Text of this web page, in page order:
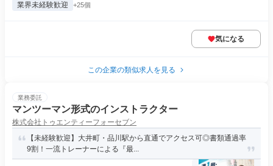
業界未経験歓迎 +25個
気になる
この企業の類似求人を見る
業務委託
マンツーマン形式のインストラクター
株式会社トゥエンティーフォーセブン
【未経験歓迎】大井町・品川駅から直通でアクセス可◎書類通過率
9割！一流トレーナーによる『最...